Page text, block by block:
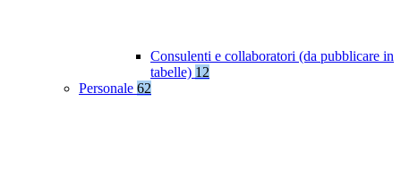
Consulenti e collaboratori (da pubblicare in
tabelle) 12
Personale 62